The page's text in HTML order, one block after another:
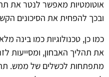
אוטומטיות מאפשר לנטר את
ובכך להפחית את הסיכונים
כמו כן, טכנולוגיות כמו בינה
את תהליך האבחון, ומסייעות
מתפתחות לכשלים של ממש.